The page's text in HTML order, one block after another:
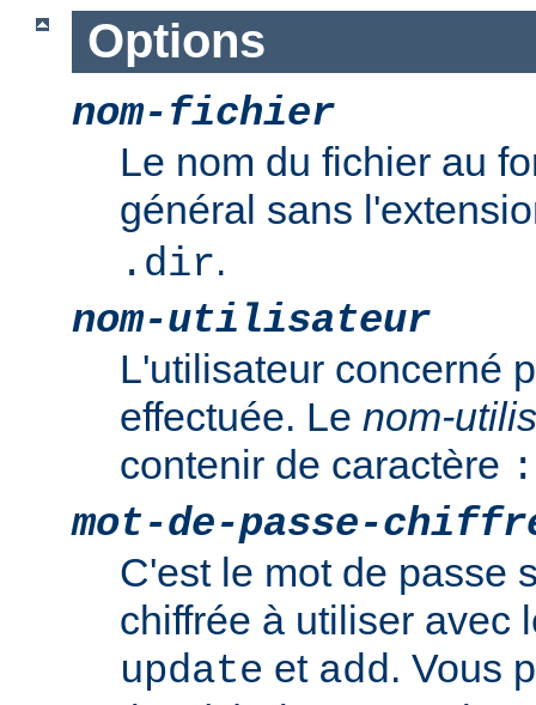
Options
nom-fichier
Le nom du fichier au
général sans
.dir.
nom-utilisateur
L'utilisateur concerné
effectuée. Le nom-
contenir de caractère :
mot-de-passe-
C'est le mot de passe
chiffrée à utiliser avec
update et add. Vous